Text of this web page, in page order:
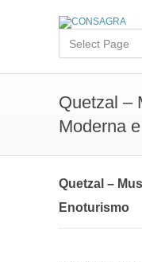
Quetzal –
Moderna
Quetzal –
Enoturismo